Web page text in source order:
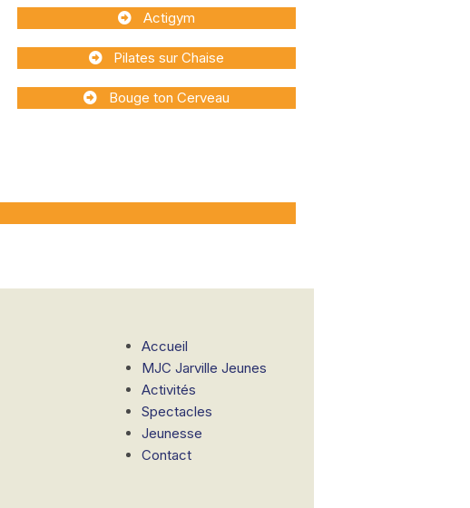
Actigym
Pilates sur Chaise
Bouge ton Cerveau
Accueil
MJC Jarville Jeunes
Activités
Spectacles
Jeunesse
Contact